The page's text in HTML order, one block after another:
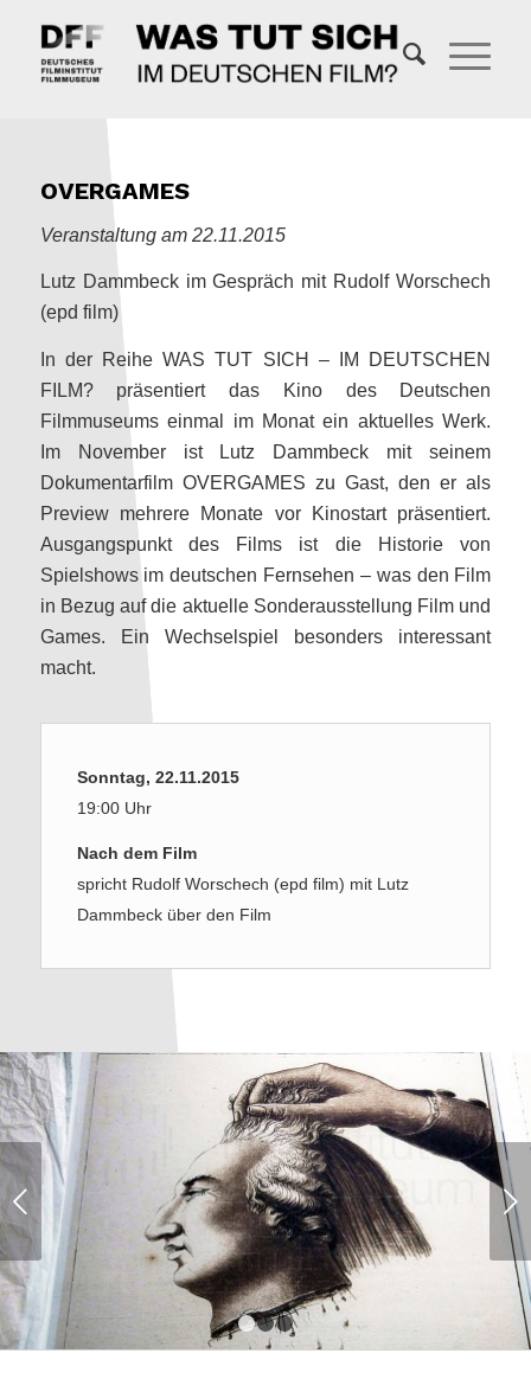
OVERGAMES
Veranstaltung am 22.11.2015
Lutz Dammbeck im Gespräch mit Rudolf Worschech
(epd film)
In der Reihe WAS TUT SICH – IM DEUTSCHEN
FILM? präsentiert das Kino des Deutschen
Filmmuseums einmal im Monat ein aktuelles Werk.
Im November ist Lutz Dammbeck mit seinem
Dokumentarfilm OVERGAMES zu Gast, den er als
Preview mehrere Monate vor Kinostart präsentiert.
Ausgangspunkt des Films ist die Historie von
Spielshows im deutschen Fernsehen – was den Film
in Bezug auf die aktuelle Sonderausstellung Film und
Games. Ein Wechselspiel besonders interessant
macht.
Sonntag, 22.11.2015
19:00 Uhr
Nach dem Film
spricht Rudolf Worschech (epd film) mit Lutz
Dammbeck über den Film
Weiter